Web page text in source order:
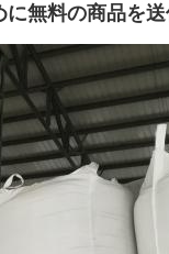
無料の商品を